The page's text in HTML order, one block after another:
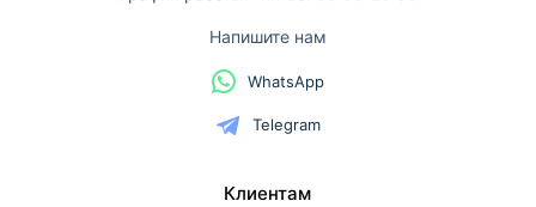
Напишите нам
WhatsApp
Telegram
Клиентам